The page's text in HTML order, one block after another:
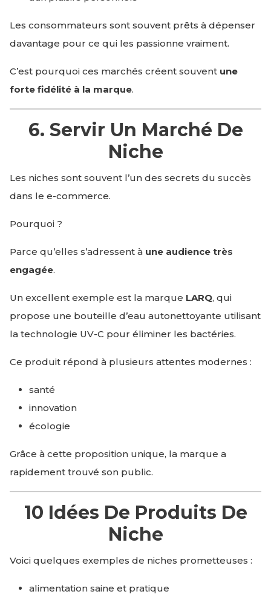
Les consommateurs sont souvent prêts à dépenser
davantage pour ce qui les passionne vraiment.
C’est pourquoi ces marchés créent souvent une
forte fidélité à la marque.
6. Servir Un Marché De
Niche
Les niches sont souvent l’un des secrets du succès
dans le e-commerce.
Pourquoi ?
Parce qu’elles s’adressent à une audience très
engagée.
Un excellent exemple est la marque LARQ, qui
propose une bouteille d’eau autonettoyante utilisant
la technologie UV-C pour éliminer les bactéries.
Ce produit répond à plusieurs attentes modernes :
santé
innovation
écologie
Grâce à cette proposition unique, la marque a
rapidement trouvé son public.
10 Idées De Produits De
Niche
Voici quelques exemples de niches prometteuses :
alimentation saine et pratique